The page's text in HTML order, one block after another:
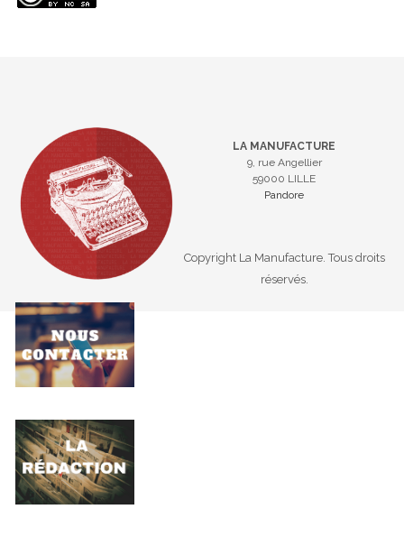
LA MANUFACTURE
9, rue Angellier
59000 LILLE
Pandore
Copyright La Manufacture. Tous droits
réservés.